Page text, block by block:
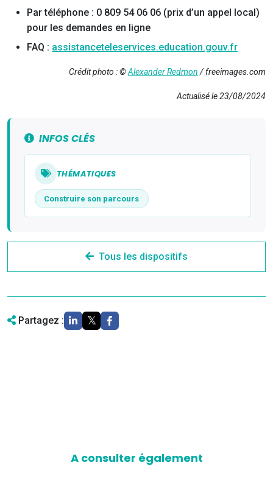
Par téléphone : 0 809 54 06 06 (prix d’un appel local)
pour les demandes en ligne
FAQ : assistanceteleservices.education.gouv.fr
Crédit photo : ©Alexander Redmon / freeimages.com
Actualisé le 23/08/2024
INFOS CLÉS
THÉMATIQUES
Construire son parcours
Tous les dispositifs
Partagez :
A consulter également